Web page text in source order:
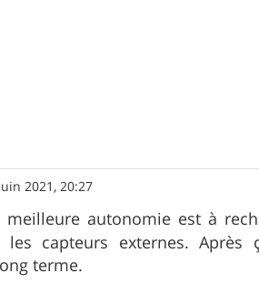
2021, 20:27
meilleure autonomie est à
les capteurs externes. Après
terme.